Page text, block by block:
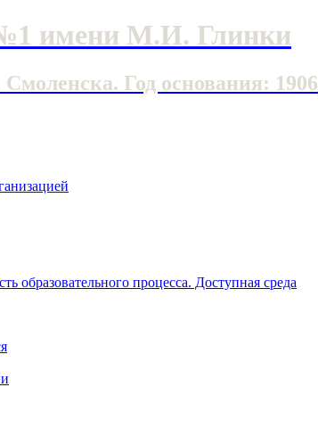
имени М.И. Глинки
Год основания: 1906
образовательного процесса. Доступная среда